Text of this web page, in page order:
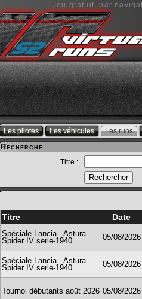
Jeu gratuit, par
Les pilotes Les véhicules Les runs
Recherche
Titre :
Titre Date
Spéciale Lancia - Astura
Spider IV serie-1940
05/08/2026
Spéciale Lancia - Astura
Spider IV serie-1940
05/08/2026
Tournoi débutants août 2026 05/08/2026